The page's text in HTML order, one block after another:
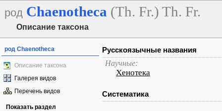
род Chaenotheca (Th. Fr.) Th. Fr.
Описание таксона
род Chaenotheca
Описание таксона
Галерея видов
Перечень видов
Показать раздел
Русскоязычные названия
Научные:
Хенотека
Систематика